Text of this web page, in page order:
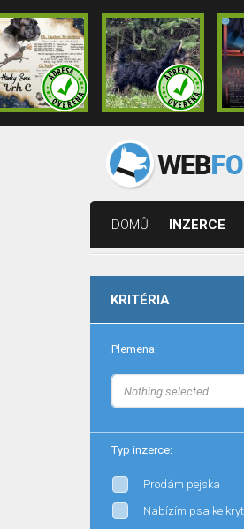
DOMŮ INZERCE
KRITÉRIA
Plemena:
Nothing selected
Typ inzerce:
Prodám pejska
Nabízím psa ke